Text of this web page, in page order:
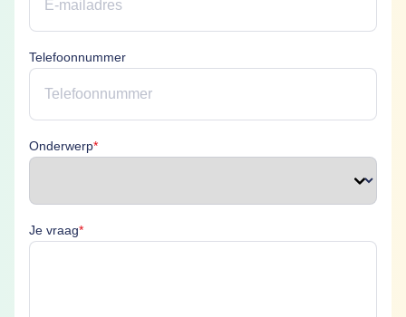
Telefoonnummer
Onderwerp*Onderwerp is verplicht
Je vraag*Je vraag is verplicht